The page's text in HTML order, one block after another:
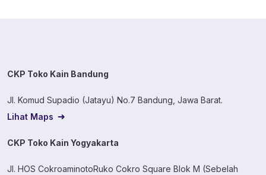
CKP Toko Kain Bandung
Jl. Komud Supadio (Jatayu) No.7 Bandung, Jawa Barat.
Lihat Maps
CKP Toko Kain Yogyakarta
Jl. HOS CokroaminotoRuko Cokro Square Blok M (Sebelah